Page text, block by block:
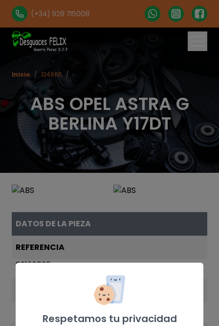
(+34) 928 715008
ABS OPEL ASTRA G
BERLINA Y17DT
Inicio / 124666 /
DATOS DE LA PIEZA
REFERENCIA
09120525
Respetamos tu privacidad